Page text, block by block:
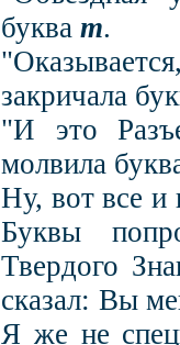
буква т.
закричала
"И это
молвила
Ну, вот все и
Буквы
Твердого
сказал: Вы
Я же не